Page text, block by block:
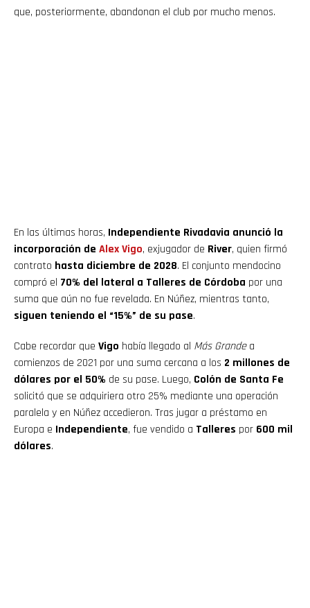
que, posteriormente, abandonan el club por mucho menos.
En las últimas horas, Independiente Rivadavia anunció la
incorporación de Alex Vigo, exjugador de River, quien firmó
contrato hasta diciembre de 2028. El conjunto mendocino
compró el 70% del lateral a Talleres de Córdoba por una
suma que aún no fue revelada. En Núñez, mientras tanto,
siguen teniendo el “15%” de su pase.
Cabe recordar que Vigo había llegado al Más Grandea
comienzos de 2021 por una suma cercana a los 2 millones de
dólares por el 50% de su pase. Luego, Colón de Santa Fe
solicitó que se adquiriera otro 25% mediante una operación
paralela y en Núñez accedieron. Tras jugar a préstamo en
Europa e Independiente, fue vendido a Talleres por 600 mil
dólares.